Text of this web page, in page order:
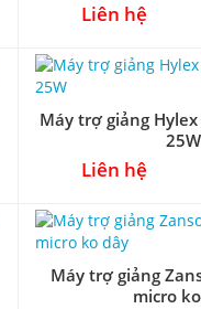
Liên hệ
Máy trợ giảng
25W
Liên hệ
Máy trợ giảng
micro